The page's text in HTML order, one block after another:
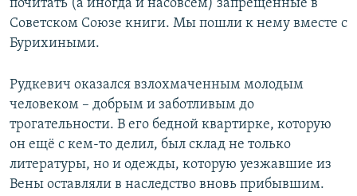
почитать (а иногда и насовсем) запрещённые в
Советском Союзе книги. Мы пошли к нему вместе с
Бурихиными.
Рудкевич оказался взлохмаченным молодым
человеком – добрым и заботливым до
трогательности. В его бедной квартирке, которую
он ещё с кем-то делил, был склад не только
литературы, но и одежды, которую уезжавшие из
Вены оставляли в наследство вновь прибывшим.